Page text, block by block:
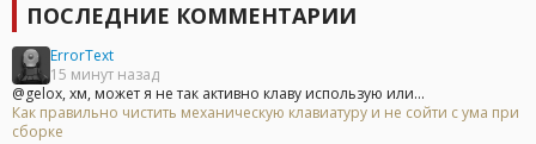
ПОСЛЕДНИЕ КОММЕНТАРИИ
ErrorText
15 минут назад
@gelox, хм, может я не так активно клаву использую или...
Как правильно чистить механическую клавиатуру и не сойти с ума при
сборке